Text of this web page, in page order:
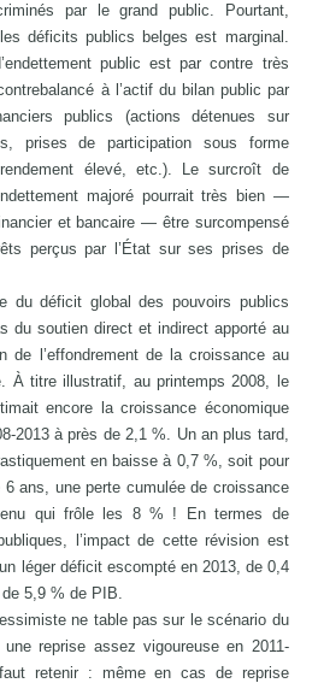
par le grand public. Pourtant,
déficits publics belges est marginal.
public est par contre très
à l’actif du bilan public par
publics (actions détenues sur
prises de participation sous forme
élevé, etc.). Le surcroît de
majoré pourrait très bien —
et bancaire — être surcompensé
perçus par l’État sur ses prises de
du déficit global des pouvoirs publics
du soutien direct et indirect apporté au
de l’effondrement de la croissance au
À titre illustratif, au printemps 2008, le
encore la croissance économique
2013 à près de 2,1 %. Un an plus tard,
en baisse à 0,7 %, soit pour
6 ans, une perte cumulée de croissance
qui frôle les 8 % ! En termes de
l’impact de cette révision est
léger déficit escompté en 2013, de 0,4
5,9 % de PIB.
ne table pas sur le scénario du
reprise assez vigoureuse en 2011-
retenir : même en cas de reprise